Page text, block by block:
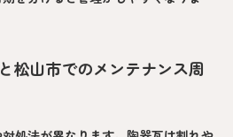
松山市でのメンテナンス周